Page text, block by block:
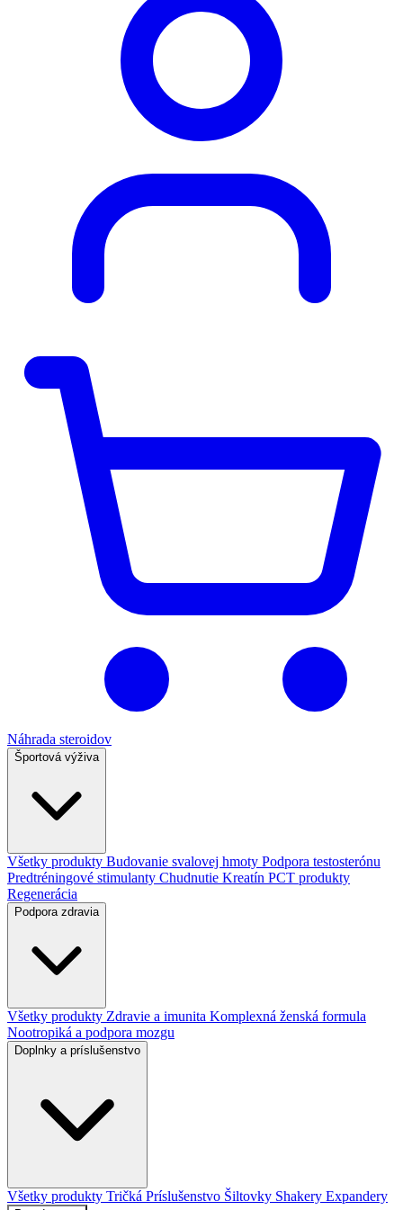
Náhrada steroidov
Športová výživa
Všetky produkty Budovanie svalovej hmoty Podpora testosterónu
Predtréningové stimulanty Chudnutie Kreatín PCT produkty
Regenerácia
Podpora zdravia
Všetky produkty Zdravie a imunita Komplexná ženská formula
Nootropiká a podpora mozgu
Doplnky a príslušenstvo
Všetky produkty Tričká Príslušenstvo Šiltovky Shakery Expandery